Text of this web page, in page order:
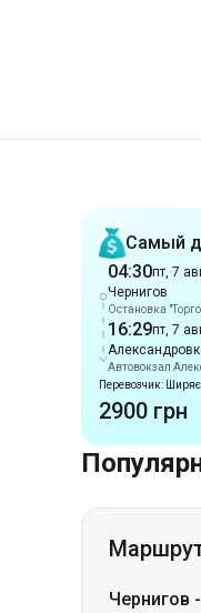
Самый
04:30пт, 7
Чернигов
Остановка
16:29пт, 7
Автовокзал
Перевозчик:
2900 грн
Чернигов -